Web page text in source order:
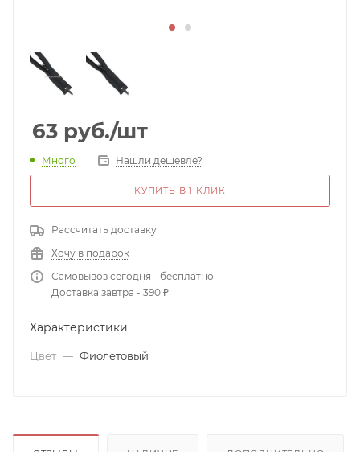
63 руб./шт
Много Нашли дешевле?
КУПИТЬ В 1 КЛИК
Рассчитать доставку
Хочу в подарок
Самовывоз сегодня - бесплатно
Доставка завтра - 390 ₽
Характеристики
Цвет — Фиолетовый